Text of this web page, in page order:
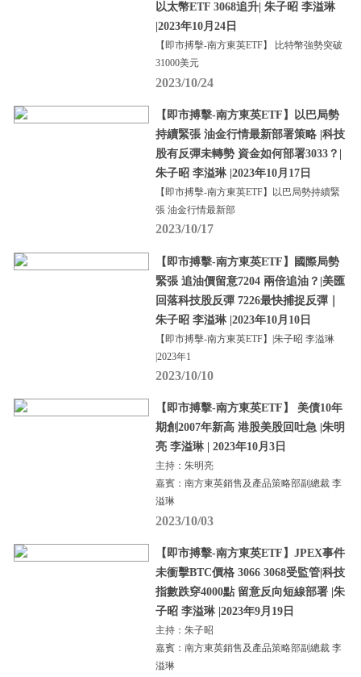
以太幣ETF 3068追升| 朱子昭 李溢琳
|2023年10月24日
【即市搏擊-南方東英ETF】 比特幣強勢突破
31000美元
2023/10/24
【即市搏擊-南方東英ETF】以巴局勢
持續緊張 油金行情最新部署策略 |科技
股有反彈未轉勢 資金如何部署3033？|
朱子昭 李溢琳 |2023年10月17日
【即市搏擊-南方東英ETF】以巴局勢持續緊
張 油金行情最新部
2023/10/17
【即市搏擊-南方東英ETF】國際局勢
緊張 追油價留意7204 兩倍追油？|美匯
回落科技股反彈 7226最快捕捉反彈｜
朱子昭 李溢琳 |2023年10月10日
【即市搏擊-南方東英ETF】|朱子昭 李溢琳
|2023年1
2023/10/10
【即市搏擊-南方東英ETF】 美債10年
期創2007年新高 港股美股回吐急 |朱明
亮 李溢琳 | 2023年10月3日
主持：朱明亮
嘉賓：南方東英銷售及產品策略部副總裁 李
溢琳
2023/10/03
【即市搏擊-南方東英ETF】JPEX事件
未衝擊BTC價格 3066 3068受監管|科技
指數跌穿4000點 留意反向短線部署 |朱
子昭 李溢琳 |2023年9月19日
主持：朱子昭
嘉賓：南方東英銷售及產品策略部副總裁 李
溢琳